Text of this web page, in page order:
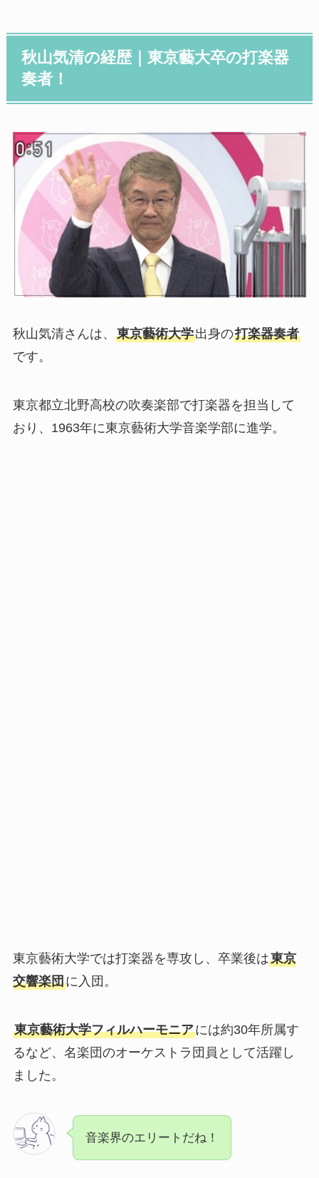
秋山気清の経歴｜東京藝大卒の打楽器
奏者！
秋山気清さんは、 東京藝術大学出身の打楽器奏者
です。
東京都立北野高校の吹奏楽部で打楽器を担当して
おり、1963年に東京藝術大学音楽学部に進学。
東京藝術大学では打楽器を専攻し、卒業後は東京
交響楽団に入団。
東京藝術大学フィルハーモニアには約30年所属す
るなど、名楽団のオーケストラ団員として活躍し
ました。
音楽界のエリートだね！